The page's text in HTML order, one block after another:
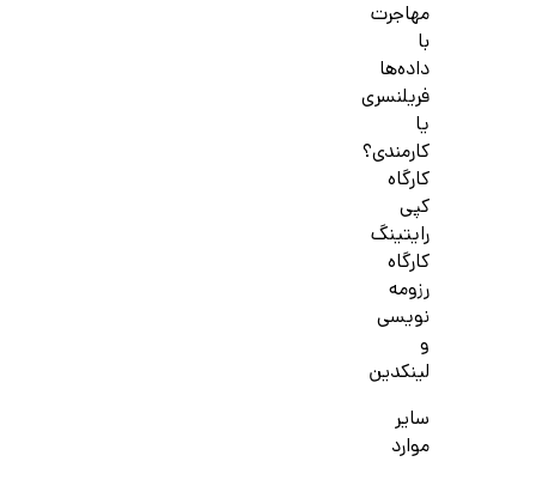
مهاجرت
با
داده‌ها
فریلنسری
یا
کارمندی؟
کارگاه
کپی
رایتینگ
کارگاه
رزومه
نویسی
و
لینکدین
سایر
موارد